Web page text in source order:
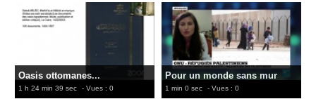
Oasis ottomanes...
1 h 24 min 39 sec - Vues : 0
Pour un monde sans mur
1 min 0 sec - Vues : 0